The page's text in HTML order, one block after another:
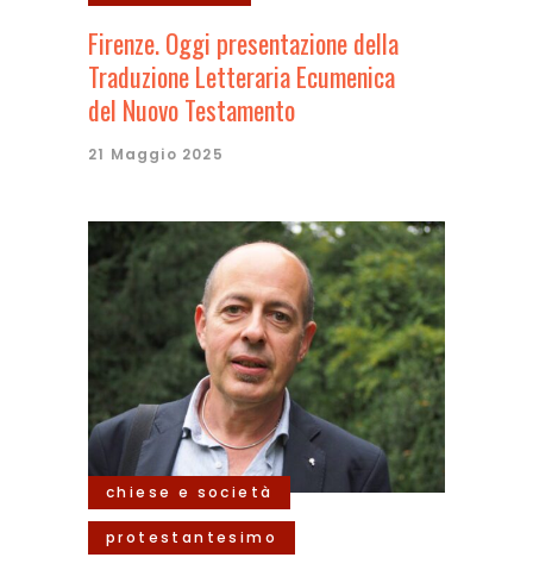
Firenze. Oggi presentazione della
Traduzione Letteraria Ecumenica
del Nuovo Testamento
21 Maggio 2025
chiese e società
protestantesimo